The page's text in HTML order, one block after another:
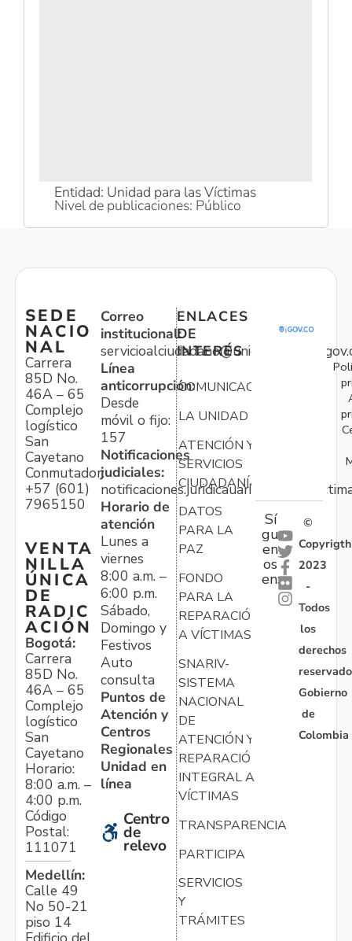
Entidad: Unidad para las Víctimas
Nivel de publicaciones: Público
SEDE
NACIO
NAL
Carrera
85D No.
46A – 65
Complejo
logístico
San
Cayetano
Conmutador:
+57 (601)
7965150
VENTA
NILLA
ÚNICA
DE
RADIC
ACIÓN
Bogotá:
Carrera
85D No.
46A – 65
Complejo
logístico
San
Cayetano
Horario:
8:00 a.m. –
4:00 p.m.
Código
Postal:
111071
Medellín:
Calle 49
No 50-21
piso 14
Correo
institucional:
Línea
anticorrupción:
Desde
móvil o fijo:
157
Notificaciones
judiciales:
Horario de
atención
Lunes a
viernes
8:00 a.m. –
6:00 p.m.
Sábado,
Domingo y
Festivos
Auto
consulta
Puntos de
Atención y
Centros
Regionales
Unidad en
línea
Centro
de
relevo
ENLACES
DE
INTERÉS
COMUNICACIONES
LA UNIDAD
ATENCIÓN Y
SERVICIOS
CIUDADANÍA
DATOS
PARA LA
PAZ
FONDO
PARA LA
REPARACIÓN
A VÍCTIMAS
SNARIV-
SISTEMA
NACIONAL
DE
ATENCIÓN Y
REPARACIÓN
INTEGRAL A
VÍCTIMAS
TRANSPARENCIA
PARTICIPA
SERVICIOS
Y
TRÁMITES
Sí
gu
en
os
en:
©
Copyrigth
2023
-
Todos
los
derechos
Gobierno
de
Colombia